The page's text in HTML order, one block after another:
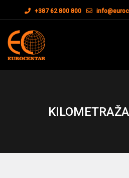
+387 62 800 800